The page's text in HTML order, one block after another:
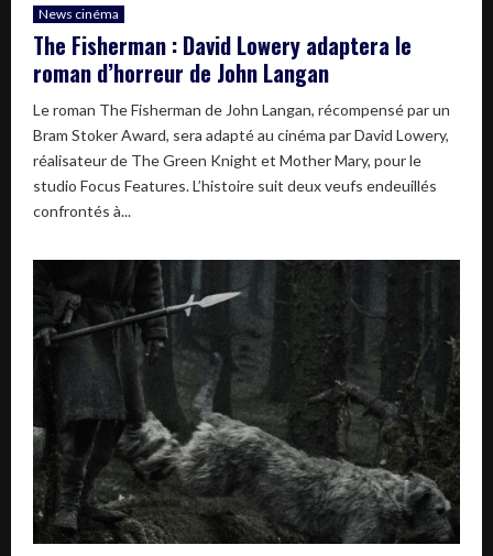
News cinéma
The Fisherman : David Lowery adaptera le
roman d’horreur de John Langan
Le roman The Fisherman de John Langan, récompensé par un
Bram Stoker Award, sera adapté au cinéma par David Lowery,
réalisateur de The Green Knight et Mother Mary, pour le
studio Focus Features. L’histoire suit deux veufs endeuillés
confrontés à...